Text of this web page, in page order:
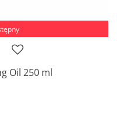
Oil 250 ml